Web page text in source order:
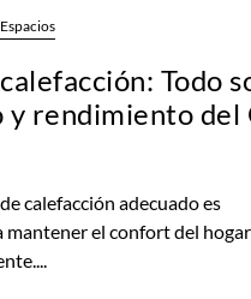
Todo
y rendimiento del
calefacción adecuado es
el confort del